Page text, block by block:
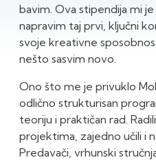
bavim. Ova stipendija mi
napravim taj prvi, ključni
svoje kreativne
nešto sasvim novo.
Ono što me je privuklo
odlično strukturisan
teoriju i praktičan rad.
projektima, zajedno učili i
Predavači, vrhunski